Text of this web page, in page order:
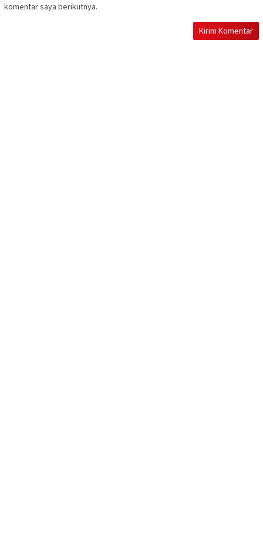
komentar saya berikutnya.